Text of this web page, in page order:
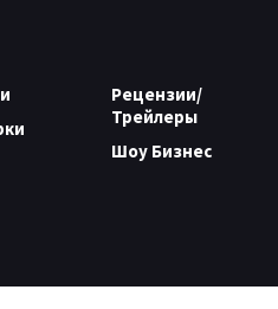
Рецензии/
Трейлеры
Шоу Бизнес